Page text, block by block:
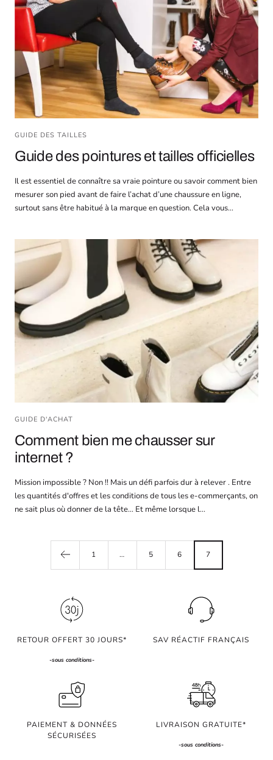
GUIDE DES TAILLES
Guide des pointures et tailles officielles
Il est essentiel de connaître sa vraie pointure ou savoir comment bien
mesurer son pied avant de faire l’achat d’une chaussure en ligne,
surtout sans être habitué à la marque en question. Cela vous...
GUIDE D'ACHAT
Comment bien me chausser sur
internet ?
Mission impossible ? Non !! Mais un défi parfois dur à relever . Entre
les quantités d'offres et les conditions de tous les e-commerçants, on
ne sait plus où donner de la tête… Et même lorsque l...
1 … 5 6 7
RETOUR OFFERT 30 JOURS*
-sous conditions-
SAV RÉACTIF FRANÇAIS
PAIEMENT & DONNÉES
SÉCURISÉES
LIVRAISON GRATUITE*
-sous conditions-